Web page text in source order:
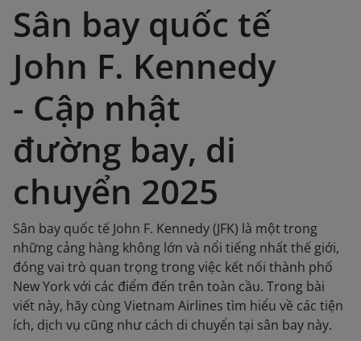
Sân bay quốc tế
John F. Kennedy
- Cập nhật
đường bay, di
chuyển 2025
Sân bay quốc tế John F. Kennedy (JFK) là một trong
những cảng hàng không lớn và nổi tiếng nhất thế giới,
đóng vai trò quan trọng trong việc kết nối thành phố
New York với các điểm đến trên toàn cầu. Trong bài
viết này, hãy cùng Vietnam Airlines tìm hiểu về các tiện
ích, dịch vụ cũng như cách di chuyển tại sân bay này.